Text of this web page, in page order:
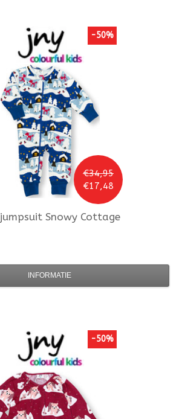
€34,95
€17,48
-50%
jumpsuit Snowy Cottage
INFORMATIE
-50%